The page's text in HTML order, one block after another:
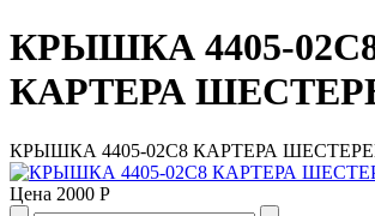
КРЫШКА 4405-
КАРТЕРА
КРЫШКА 4405-02С8 КАРТЕРА
Цена 2000 Р